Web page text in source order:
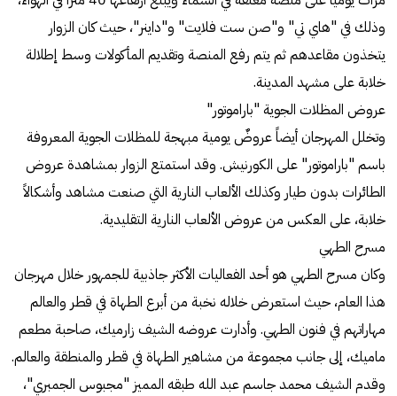
وذلك في "هاي تي" و"صن ست فلايت" و"داينر"، حيث كان الزوار
يتخذون مقاعدهم ثم يتم رفع المنصة وتقديم المأكولات وسط إطلالة
خلابة على مشهد المدينة.
عروض المظلات الجوية "باراموتور"
وتخلل المهرجان أيضاً عروضٌ يومية مبهجة للمظلات الجوية المعروفة
باسم "باراموتور" على الكورنيش. وقد استمتع الزوار بمشاهدة عروض
الطائرات بدون طيار وكذلك الألعاب النارية التي صنعت مشاهد وأشكالاً
خلابة، على العكس من عروض الألعاب النارية التقليدية.
مسرح الطهي
وكان مسرح الطهي هو أحد الفعاليات الأكثر جاذبية للجمهور خلال مهرجان
هذا العام، حيث استعرض خلاله نخبة من أبرع الطهاة في قطر والعالم
مهاراتهم في فنون الطهي. وأدارت عروضه الشيف زارميك، صاحبة مطعم
ماميك، إلى جانب مجموعة من مشاهير الطهاة في قطر والمنطقة والعالم.
وقدم الشيف محمد جاسم عبد الله طبقه المميز "مجبوس الجمبري"،